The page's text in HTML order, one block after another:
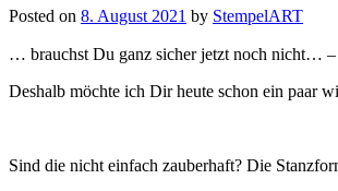
neue
Minikatalog…“
Posted on 8. August 2021 by StempelART
… brauchst Du ganz sicher jetzt noch nicht… –
Deshalb möchte ich Dir heute schon ein paar
Sind die nicht einfach zauberhaft? Die